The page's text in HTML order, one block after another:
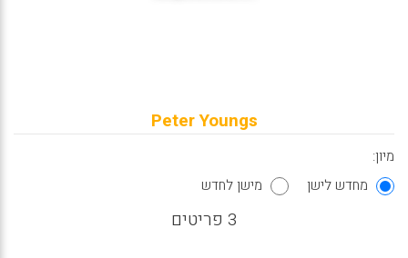
Peter Youngs
מיון:
מחדש לישן
מישן לחדש
3 פריטים